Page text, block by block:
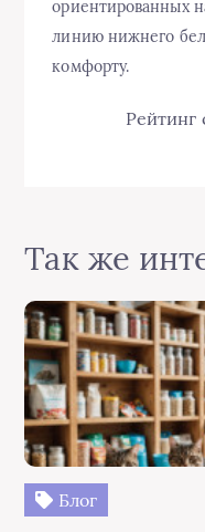
ориентированных
линию нижнего
комфорту.
Рейтинг
Так же
Блог